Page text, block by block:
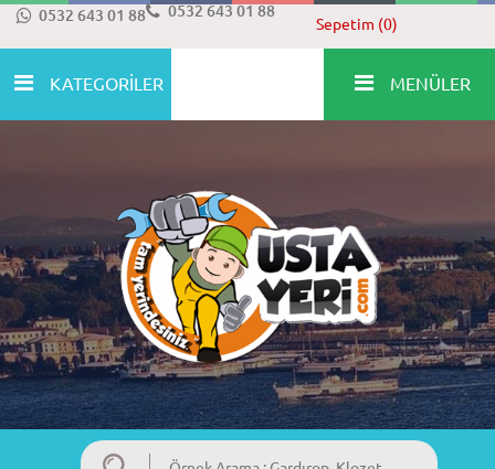
0532 643 01 88 0532 643 01 88
Sepetim (0)
KATEGORİLER MENÜLER